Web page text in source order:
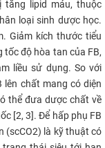
tăng lipid máu, thuộc
loại sinh dược học.
Giảm kích thước tiểu
tốc độ hòa tan của FB,
liều sử dụng. So với
lên chất mang có diện
thể đưa dược chất về
[2, 3]. Để hấp phụ FB
(scCO2) là kỹ thuật có